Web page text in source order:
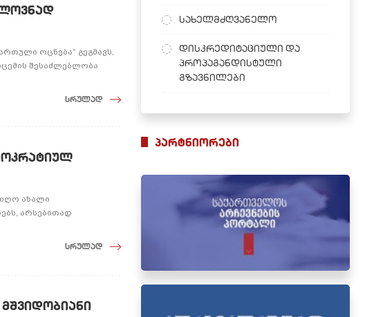
ოცნება“ გეგმავს,
შესაძლებლობა
სრულად
ახალი
არსებითად
სრულად
სახელმძღვანელო
დისკრედიტაციული და
პროპაგანდისტული
გზავნილები
პარტნიორები